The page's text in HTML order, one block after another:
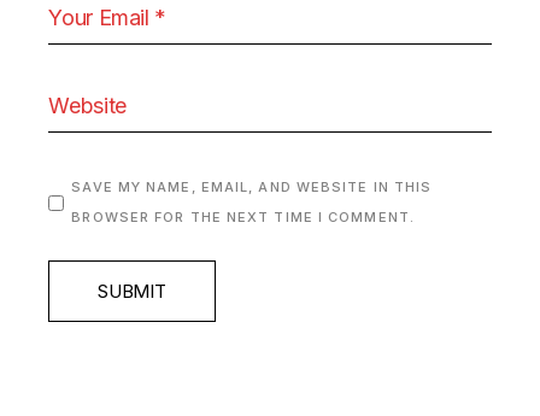
SAVE MY NAME, EMAIL, AND WEBSITE IN THIS
BROWSER FOR THE NEXT TIME I COMMENT.
SUBMIT